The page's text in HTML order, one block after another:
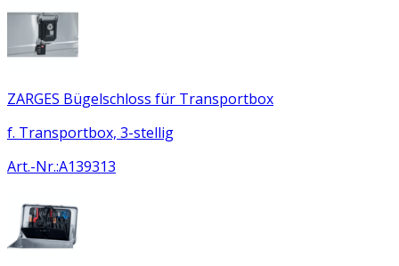
ZARGES Bügelschloss für Transportbox
f. Transportbox, 3-stellig
Art.-Nr.:A139313